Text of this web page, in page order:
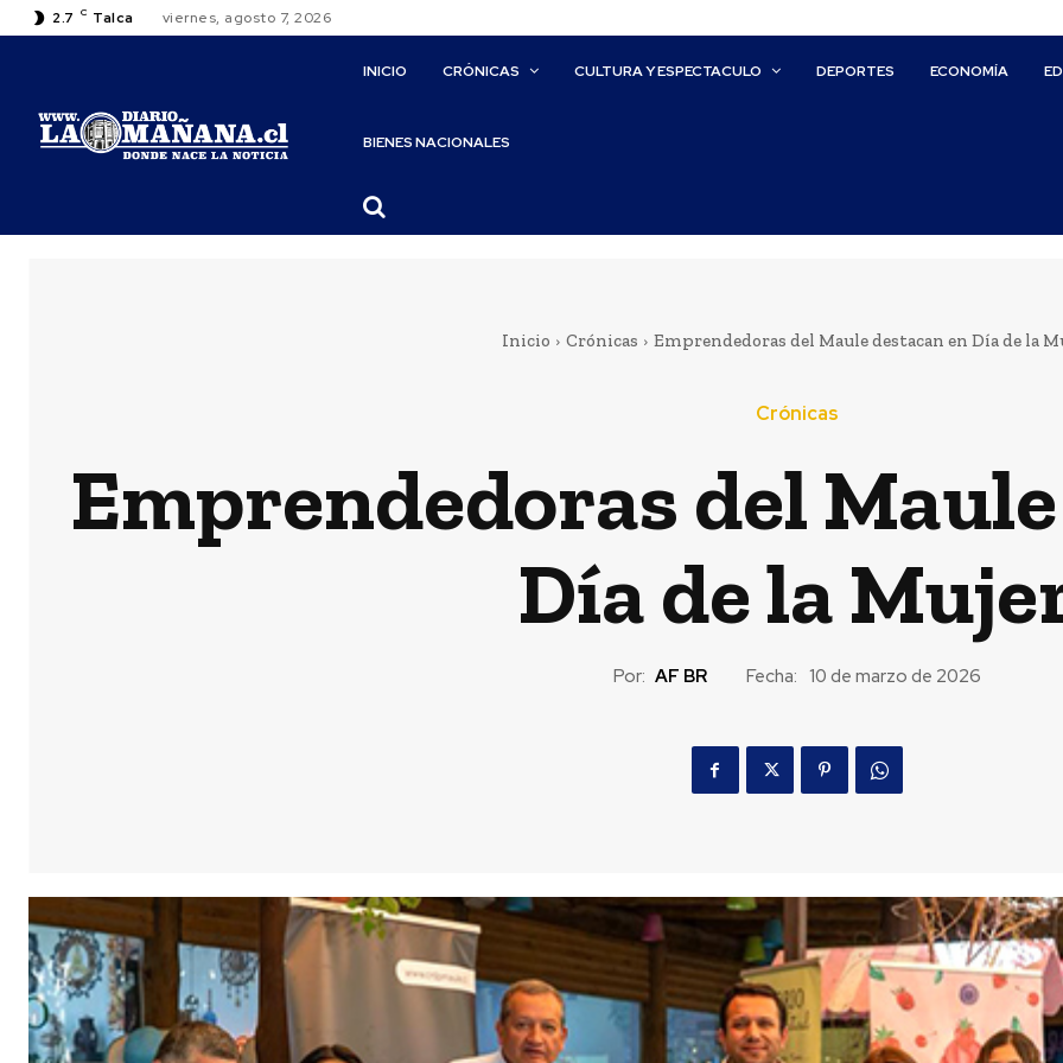
2.7 C Talca viernes, agosto 7, 2026
INICIO CRÓNICAS CULTURA Y ESPECTACULO DEPORTES ECONOMÍA
BIENES NACIONALES
Inicio Crónicas Emprendedoras del Maule destacan en Día de la
Crónicas
Emprendedoras del
Día de la
Por: AF BR Fecha: 10 de marzo de 2026